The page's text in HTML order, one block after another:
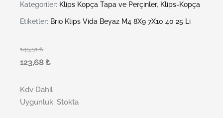
Kategoriler: Klips Kopça Tapa ve Perçinler, Klips-Kopça
Etiketler: Brio Klips Vida Beyaz M4 8X9 7X10 40 25 Li
145,51₺
123,68 ₺
Kdv Dahil
Uygunluk: Stokta